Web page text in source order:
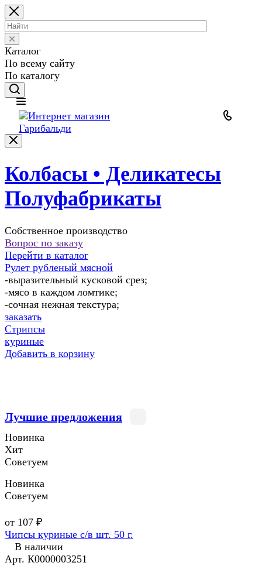
Каталог
По всему сайту
По каталогу
Колбасы • Деликатесы
Полуфабрикаты
Собственное производство
Вопрос по заказу
Перейти в каталог
Рулет рубленый мясной
-выразительный кусковой срез;
-мясо в каждом ломтике;
-сочная нежная текстура;
заказать
Стрипсы
куриные
Добавить в корзину
Лучшие предложения
Новинка
Хит
Советуем
Новинка
Советуем
от 107 ₽
Чипсы куриные с/в шт. 50 г.
В наличии
Арт. К0000003251